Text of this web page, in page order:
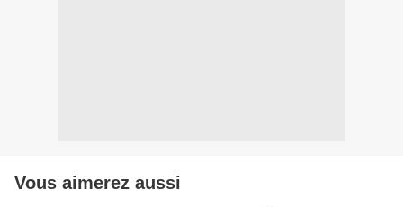
Vous aimerez aussi